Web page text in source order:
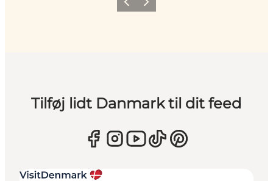
ForrigeNæste
Tilføj lidt Danmark til dit feed